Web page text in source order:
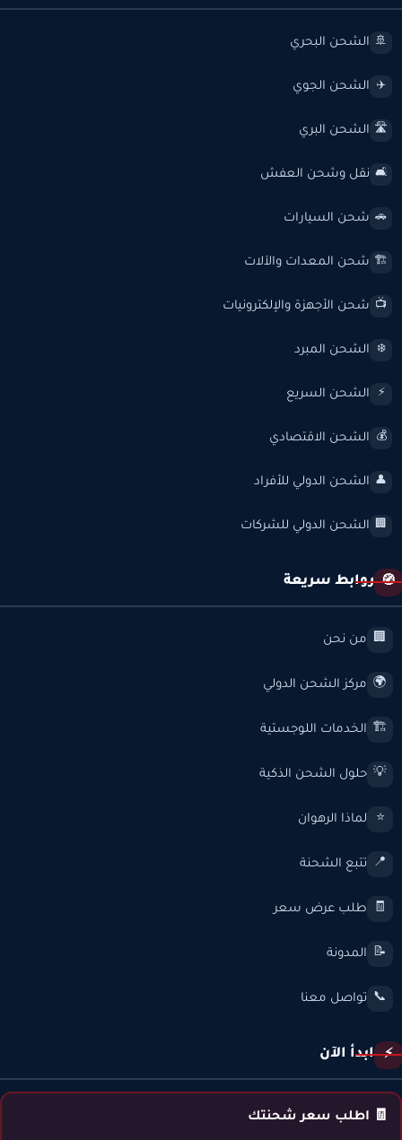
🚢 الشحن البحري
✈️ الشحن الجوي
🛣️ الشحن البري
🛋️ نقل وشحن العفش
🚗 شحن السيارات
🏗️ شحن المعدات والآلات
📺 شحن الأجهزة والإلكترونيات
❄️ الشحن المبرد
⚡ الشحن السريع
💰 الشحن الاقتصادي
👤 الشحن الدولي للأفراد
🏢 الشحن الدولي للشركات
🧭 روابط سريعة
🏢 من نحن
🌍 مركز الشحن الدولي
🏗️ الخدمات اللوجستية
💡 حلول الشحن الذكية
⭐ لماذا الرهوان
📍 تتبع الشحنة
🧾 طلب عرض سعر
📝 المدونة
📞 تواصل معنا
⚡ ابدأ الآن
🧾 اطلب سعر شحنتك